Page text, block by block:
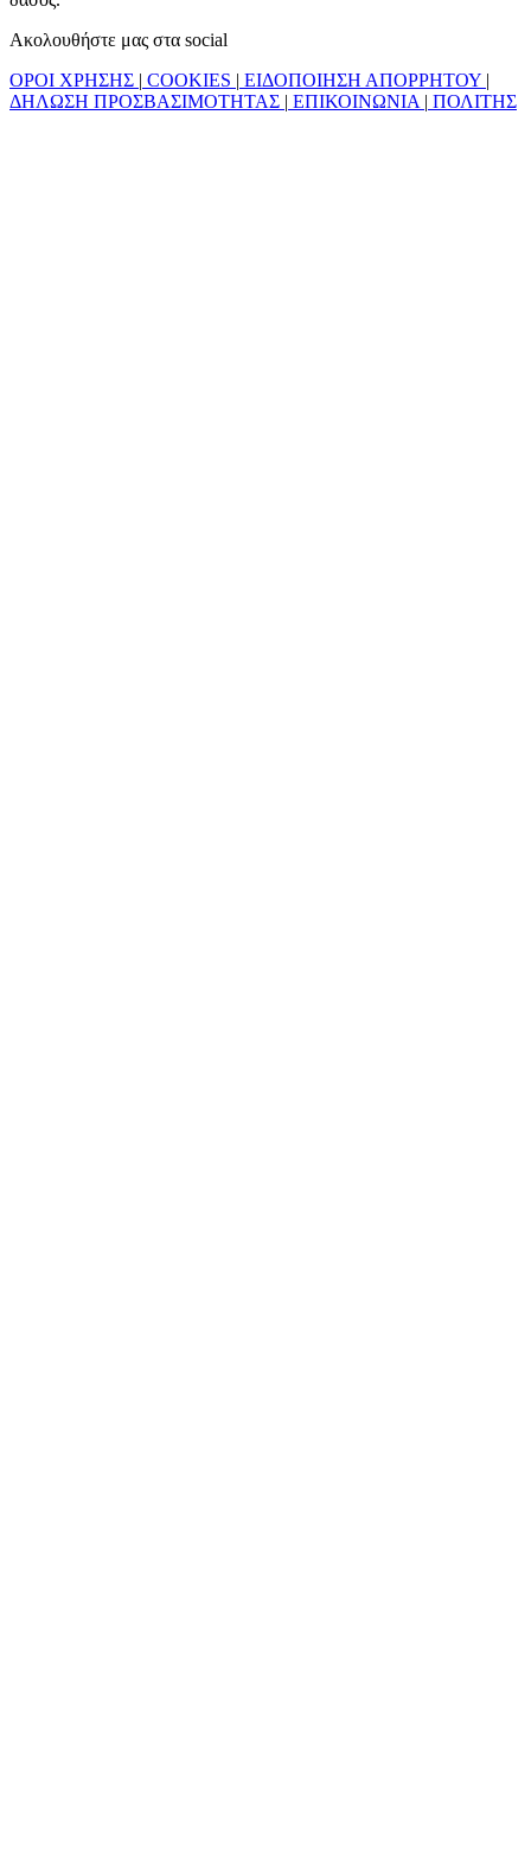
Ακολουθήστε μας στα social
ΟΡΟΙ ΧΡΗΣΗΣ | COOKIES | ΕΙΔΟΠΟΙΗΣΗ ΑΠΟΡΡΗΤΟΥ |
ΔΗΛΩΣΗ ΠΡΟΣΒΑΣΙΜΟΤΗΤΑΣ | ΕΠΙΚΟΙΝΩΝΙΑ | ΠΟΛΙΤΗΣ